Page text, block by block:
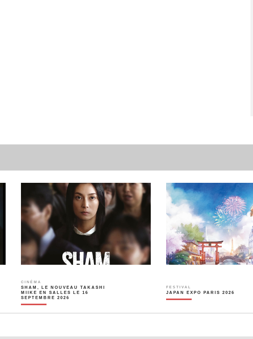
CINÉMA
SHAM, LE NOUVEAU TAKASHI
MIIKE EN SALLES LE 16
SEPTEMBRE 2026
FESTIVAL
JAPAN EXPO PARIS 2026